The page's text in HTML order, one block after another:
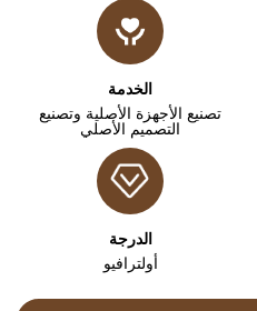
الخدمة
تصنيع الأجهزة الأصلية وتصنيع
التصميم الأصلي
الدرجة
أولترافيو